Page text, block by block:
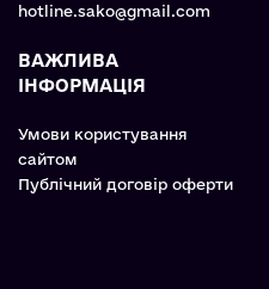
hotline.sako@gmail.com
ВАЖЛИВА
ІНФОРМАЦІЯ
Умови користування
сайтом
Публічний договір оферти